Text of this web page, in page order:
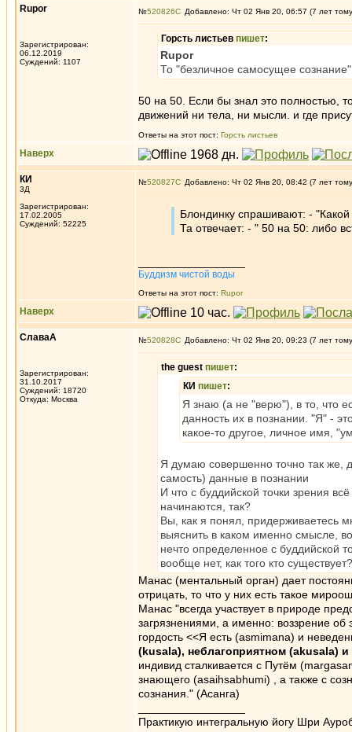
Rupor
Зарегистрирован:
06.12.2019
Суждений: 1107
№520826 Добавлено: Чт 02 Янв 20, 06:57 (7 лет
Горсть листьев пишет:
Rupor
То "безличное самосущее
50 на 50. Если бы знал это полностью,
движений ни тела, ни мысли. и где
Ответы на этот пост: Горсть листьев
Наверх
КИ
3Д
Зарегистрирован:
17.02.2005
Суждений: 52225
№520827 Добавлено: Чт 02 Янв 20, 08:42 (7 лет
Блондинку спрашивают: -
Та отвечает: - " 50 на 50: либо
Буддизм чистой воды
Ответы на этот пост: Rupor
Наверх
СлаваА
Зарегистрирован:
31.10.2017
Суждений: 18720
Откуда: Москва
№520828 Добавлено: Чт 02 Янв 20, 09:23 (7 лет
the guest пишет:
КИ пишет:
Я знаю (а не "верю"), в то, что
данность их в познании. "Я" -
какое-то другое, личное имя,
Я думаю совершенно точно так же,
самость) данные в познании
И что с буддийской точки зрения
начинаются, так?
Вы, как я понял, придерживаетесь
выяснить в каком именно смысле,
нечто определенное с буддийской
вообще нет, как того кто
Манас (ментальный орган) дает
отрицать, то что у них есть такое
Манас "всегда участвует в природе
загрязнениями, а именно: воззрение
гордость <<Я есть (asmimana) и
(kusala), неблагоприятном (akusala)
индивид сталкивается с Путём
знающего (asaihsabhumi) , а также с
сознания." (Асанга)
Практикую интегральную йогу Шри